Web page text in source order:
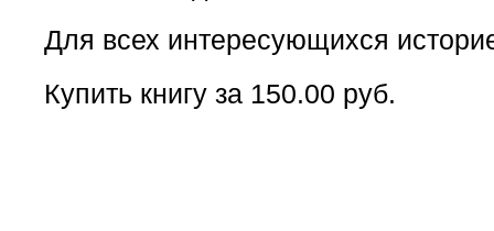
Для всех интересующихся
Купить книгу за 150.00 руб.